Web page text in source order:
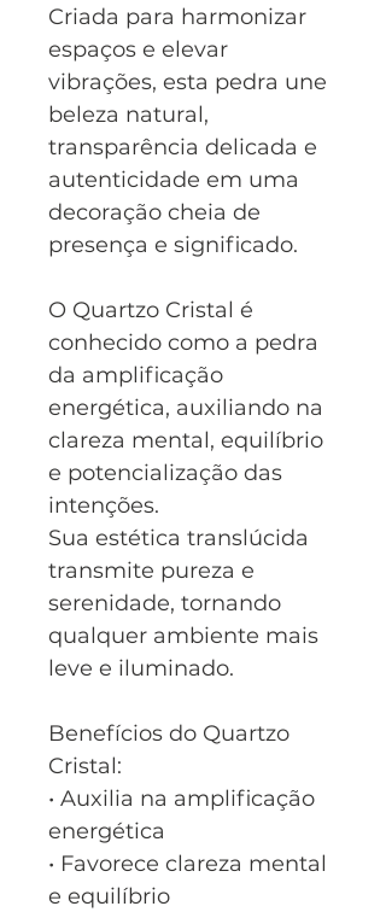
Criada para harmonizar
espaços e elevar
vibrações, esta pedra une
beleza natural,
transparência delicada e
autenticidade em uma
decoração cheia de
presença e significado.
O Quartzo Cristal é
conhecido como a pedra
da amplificação
energética, auxiliando na
clareza mental, equilíbrio
e potencialização das
intenções.
Sua estética translúcida
transmite pureza e
serenidade, tornando
qualquer ambiente mais
leve e iluminado.
Benefícios do Quartzo
Cristal:
• Auxilia na amplificação
energética
• Favorece clareza mental
e equilíbrio